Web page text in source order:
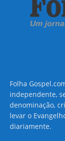
Folha
independente,
denominação,
levar o
diariamente.